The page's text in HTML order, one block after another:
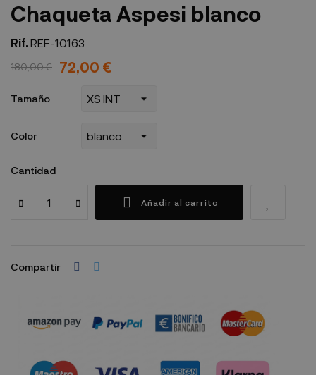
Chaqueta Aspesi blanco
Rif.REF-10163
180,00 € 72,00 €
Tamaño
Color
Cantidad
Añadir al carrito
Compartir